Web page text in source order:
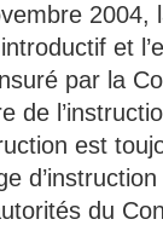
2004,
et
par la
de
est
du